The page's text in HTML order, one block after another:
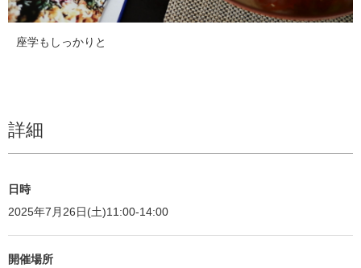
座学もしっかりと
詳細
日時
2025年7月26日(土)11:00-14:00
開催場所